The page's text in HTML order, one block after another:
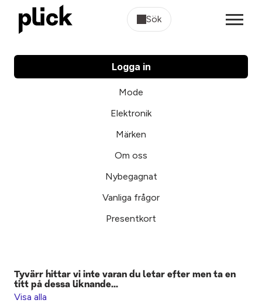
Sök
Logga in
Mode
Elektronik
Märken
Om oss
Nybegagnat
Vanliga frågor
Presentkort
Tyvärr hittar vi inte varan du letar efter men ta en
titt på dessa liknande...
Visa alla